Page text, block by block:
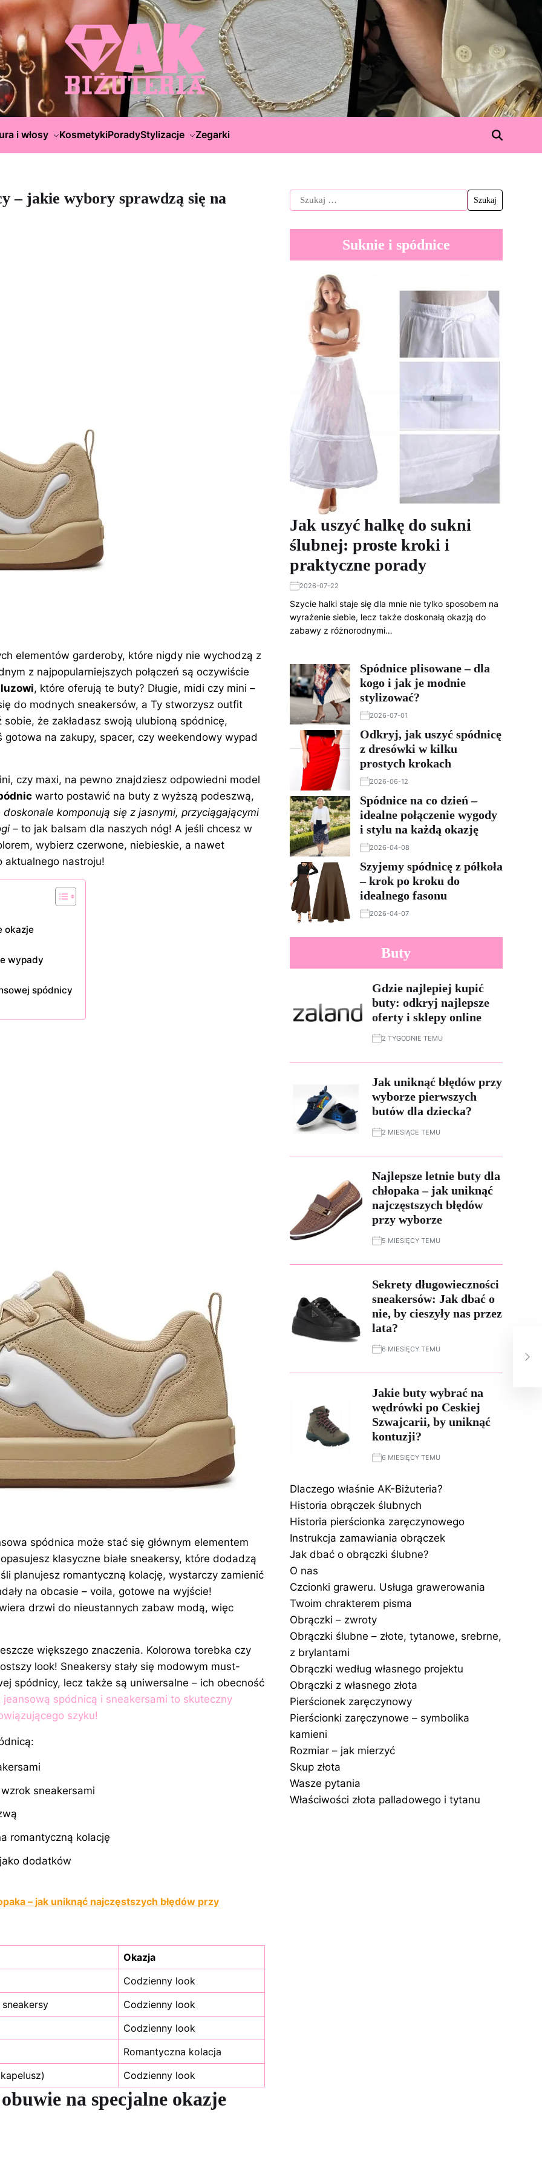
i włosy KosmetykiPoradyStylizacje Zegarki
– jakie wybory sprawdzą się na
elementów garderoby, które nigdy nie wychodzą z
z najpopularniejszych połączeń są oczywiście
, które oferują te buty? Długie, midi czy mini –
do modnych sneakersów, a Ty stworzysz outfit
że zakładasz swoją ulubioną spódnicę,
na zakupy, spacer, czy weekendowy wypad
czy maxi, na pewno znajdziesz odpowiedni model
warto postawić na buty z wyższą podeszwą,
doskonale komponują się z jasnymi, przyciągającymi
– to jak balsam dla naszych nóg! A jeśli chcesz w
wybierz czerwone, niebieskie, a nawet
aktualnego nastroju!
okazje
wypady
spódnicy
spódnica może stać się głównym elementem
klasyczne białe sneakersy, które dodadzą
planujesz romantyczną kolację, wystarczy zamienić
na obcasie – voila, gotowe na wyjście!
drzwi do nieustannych zabaw modą, więc
większego znaczenia. Kolorowa torebka czy
look! Sneakersy stały się modowym must-
spódnicy, lecz także są uniwersalne – ich obecność
spódnicą i sneakersami to skuteczny
szyku!
sneakersami
romantyczną kolację
dodatków
– jak uniknąć najczęstszych błędów przy
Okazja
Codzienny look
Codzienny look
Codzienny look
Romantyczna kolacja
Codzienny look
na specjalne okazje
Suknie i spódnice
Jak uszyć halkę do sukni
ślubnej: proste kroki i
praktyczne porady
2026-07-22
Szycie halki staje się dla mnie nie tylko sposobem na
wyrażenie siebie, lecz także doskonałą okazją do
zabawy z różnorodnymi…
Spódnice plisowane – dla
kogo i jak je modnie
stylizować?
2026-07-01
Odkryj, jak uszyć spódnicę
z dresówki w kilku
prostych krokach
2026-06-12
Spódnice na co dzień –
idealne połączenie wygody
i stylu na każdą okazję
2026-04-08
Szyjemy spódnicę z półkoła
– krok po kroku do
idealnego fasonu
2026-04-07
Buty
Gdzie najlepiej kupić
buty: odkryj najlepsze
oferty i sklepy online
2 TYGODNIE TEMU
Jak uniknąć błędów przy
wyborze pierwszych
butów dla dziecka?
2 MIESIĄCE TEMU
Najlepsze letnie buty dla
chłopaka – jak uniknąć
najczęstszych błędów
przy wyborze
5 MIESIĘCY TEMU
Sekrety długowieczności
sneakersów: Jak dbać o
nie, by cieszyły nas przez
lata?
6 MIESIĘCY TEMU
Jakie buty wybrać na
wędrówki po Ceskiej
Szwajcarii, by uniknąć
kontuzji?
6 MIESIĘCY TEMU
Dlaczego właśnie AK-Biżuteria?
Historia obrączek ślubnych
Historia pierścionka zaręczynowego
Instrukcja zamawiania obrączek
Jak dbać o obrączki ślubne?
O nas
Czcionki graweru. Usługa grawerowania
Twoim chrakterem pisma
Obrączki – zwroty
Obrączki ślubne – złote, tytanowe, srebrne,
z brylantami
Obrączki według własnego projektu
Obrączki z własnego złota
Pierścionek zaręczynowy
Pierścionki zaręczynowe – symbolika
kamieni
Rozmiar – jak mierzyć
Skup złota
Wasze pytania
Właściwości złota palladowego i tytanu
jak